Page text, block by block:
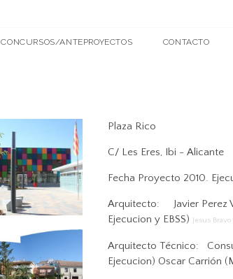
CONCURSOS/ANTEPROYECTOS CONTACTO
Plaza Rico
C/ Les Eres, Ibi - Alicante
Fecha Proyecto 2010.
Arquitecto: Javier Perez
Ejecucion y EBSS) Jesus
Arquitecto Técnico:
Ejecucion) Oscar Carrión